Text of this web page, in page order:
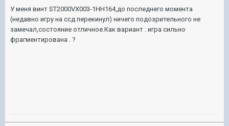
У меня винт ST2000VX003-1HH164,до последнего момента
(недавно игру на ссд перекинул) ничего подозрительного не
замечал,состояние отличное.Как вариант : игра сильно
фрагментирована . ?